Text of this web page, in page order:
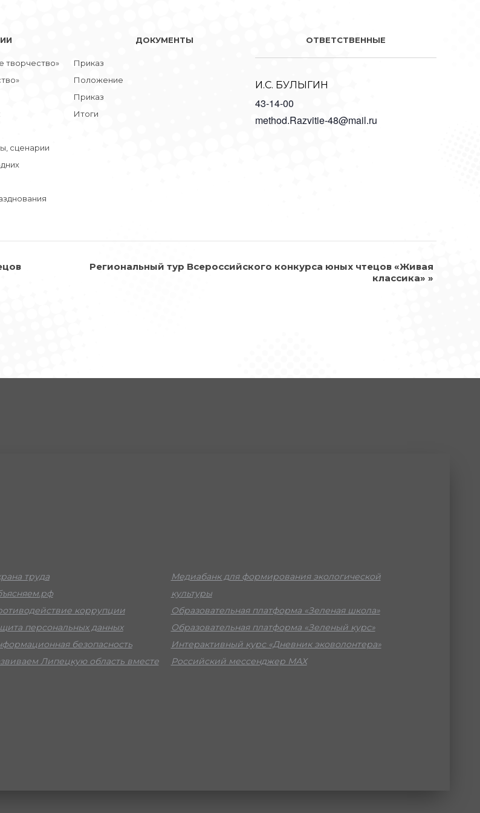
творчество»
сценарии
ДОКУМЕНТЫ
Приказ
Положение
Приказ
Итоги
ОТВЕТСТВЕННЫЕ
И.С. БУЛЫГИН
43-14-00
method.Razvitie-48@mail.ru
Региональный тур Всероссийского конкурса юных чтецов «Живая
классика» »
труда
коррупции
персональных данных
безопасность
Липецкую область вместе
Медиабанк для формирования экологической
культуры
Образовательная платформа «Зеленая школа»
Образовательная платформа «Зеленый курс»
Интерактивный курс «Дневник эковолонтера»
Российский мессенджер МАХ